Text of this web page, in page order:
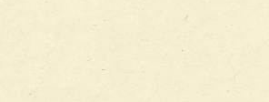
チーム12【こどもの食育支援チ